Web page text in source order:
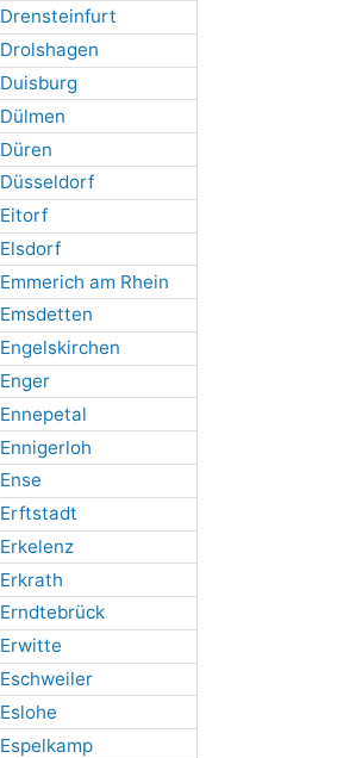
Drensteinfurt
Drolshagen
Duisburg
Dülmen
Düren
Düsseldorf
Eitorf
Elsdorf
Emmerich am Rhein
Emsdetten
Engelskirchen
Enger
Ennepetal
Ennigerloh
Ense
Erftstadt
Erkelenz
Erkrath
Erndtebrück
Erwitte
Eschweiler
Eslohe
Espelkamp